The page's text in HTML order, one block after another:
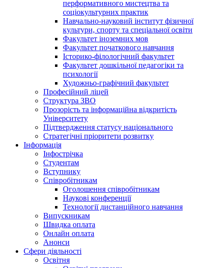
перформативного мистецтва та
соціокультурних практик
Навчально-науковий інститут фізичної
культури, спорту та спеціальної освіти
Факультет іноземних мов
Факультет початкового навчання
Історико-філологічний факультет
Факультет дошкільної педагогіки та
психології
Художньо-графічний факультет
Професійний ліцей
Структура ЗВО
Прозорість та інформаційна відкритість
Університету
Підтвердження статусу національного
Стратегічні пріоритети розвитку
Інформація
Інфострічка
Студентам
Вступнику
Співробітникам
Оголошення співробітникам
Наукові конференції
Технології дистанційного навчання
Випускникам
Швидка оплата
Онлайн оплата
Анонси
Сфери діяльності
Освітня